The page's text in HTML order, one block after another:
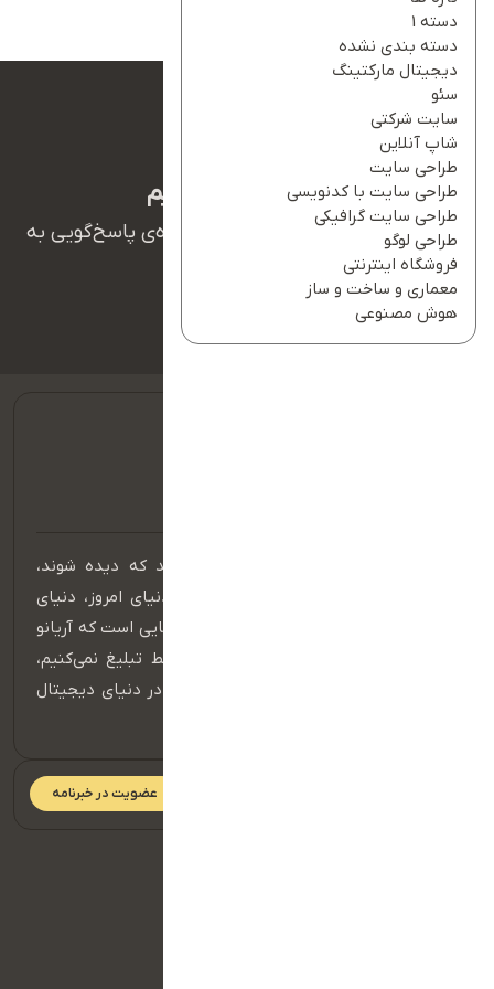
دسته 1
دسته بندی نشده
دیجیتال مارکتینگ
سئو
سایت شرکتی
شاپ آنلاین
طراحی سایت
طراحی سایت با کدنویسی
طراحی سایت گرافیکی
طراحی لوگو
فروشگاه اینترنتی
معماری و ساخت و ساز
هوش مصنوعی
ما بهت کمک میکنیم
همکاران ما در تیم پشتیبانی آریانو آماده‌ی پاسخ‌گویی به
در عصر دیجیتال، برندهایی موفق هستند که دیده شوند،
شنیده شوند و در ذهن مخاطب بمانند. دنیای امروز، دنیای
حضور مؤثر در فضای آنلاین است و اینجا جایی است که آریانو
قدرت واقعی خود را نشان می‌دهد. ما فقط تبلیغ نمی‌کنیم،
بلکه داستان برند شما را می‌سازیم و آن را در دنیای دیجیتال
عضویت در خبرنامه